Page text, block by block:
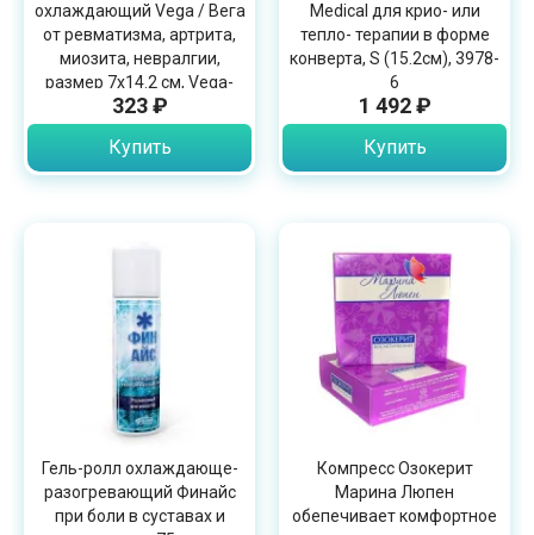
охлаждающий Vega / Вега
от ревматизма, артрита,
миозита, невралгии,
размер 7х14.2 см, Vega-
3005
323 ₽
Купить
Medical для крио- или
тепло- терапии в форме
конверта, S (15.2см), 3978-
6
1 492 ₽
Купить
Гель-ролл охлаждающе-
разогревающий Финайс
при боли в суставах и
Компресс Озокерит
Марина Люпен
обепечивает комфортное